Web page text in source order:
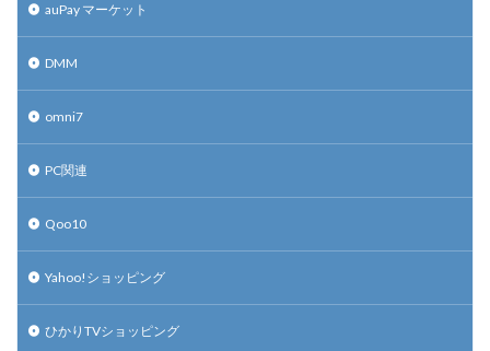
auPay マーケット
DMM
omni7
PC関連
Qoo10
Yahoo!ショッピング
ひかりTVショッピング